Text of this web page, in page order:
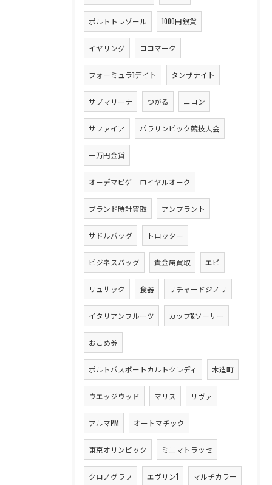
ポルトトレゾール 1000円銀貨
イヤリング ココマーク
フォーミュラ1デイト タンザナイト
サブマリーナ つがる ニコン
サファイア パラリンピック競技大会
一万円金貨
オーデマピゲ ロイヤルオーク
ブランド時計買取 アンプラント
サドルバッグ トロッター
ビジネスバッグ 貴金属買取 エピ
リュサック 食器 リチャードジノリ
イタリアンフルーツ カップ&ソーサー
おこめ券
ポルトパスポートカルトクレディ 木造町
ウエッジウッド マリス リヴァ
アルマPM オートマチック
東京オリンピック ミニマトラッセ
クロノグラフ エヴリン1 マルチカラー